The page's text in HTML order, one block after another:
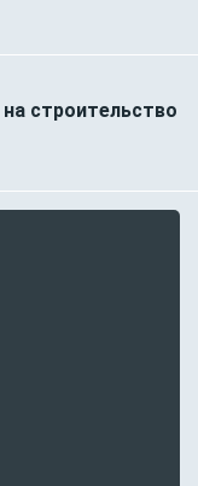
строительство